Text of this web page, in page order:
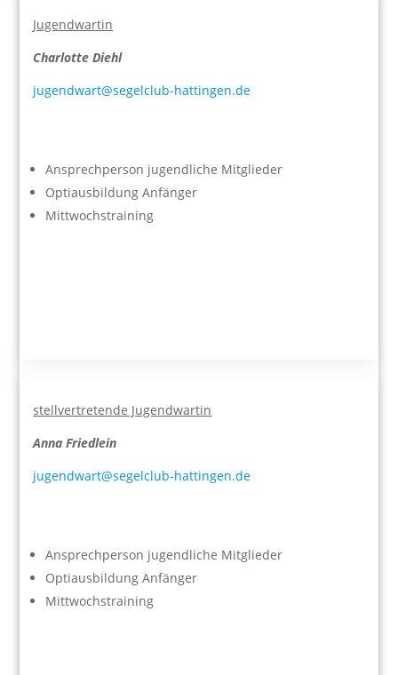
Jugendwartin
Charlotte Diehl
jugendwart@segelclub-hattingen.de
Ansprechperson jugendliche Mitglieder
Optiausbildung Anfänger
Mittwochstraining
stellvertretende Jugendwartin
Anna Friedlein
jugendwart@segelclub-hattingen.de
Ansprechperson jugendliche Mitglieder
Optiausbildung Anfänger
Mittwochstraining